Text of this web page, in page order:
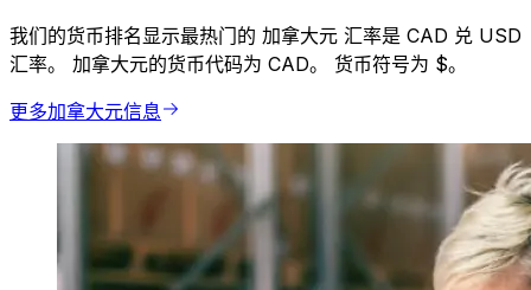
我们的货币排名显示最热门的 加拿大元 汇率是 CAD 兑 USD
汇率。 加拿大元的货币代码为 CAD。 货币符号为 $。
更多加拿大元信息